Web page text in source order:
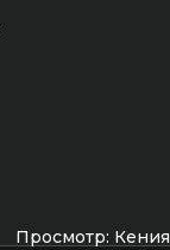
Просмотр: Кения